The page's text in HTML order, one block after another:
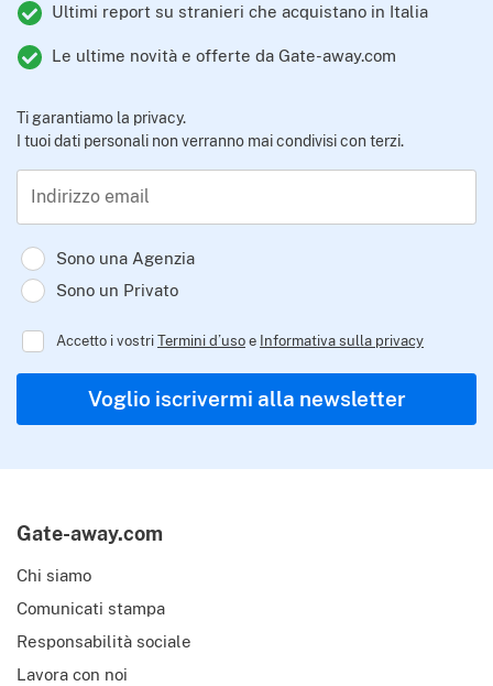
Ultimi report su stranieri che acquistano in Italia
Le ultime novità e offerte da Gate-away.com
Ti garantiamo la privacy.
I tuoi dati personali non verranno mai condivisi con terzi.
Indirizzo email
Sono una Agenzia
Sono un Privato
Accetto i vostriTermini d’usoe Informativa sulla privacy
Regulator
Voglio iscrivermi alla newsletter
Gate-away.com
Chi siamo
Comunicati stampa
Responsabilità sociale
Lavora con noi